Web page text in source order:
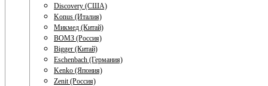
Discovery (США)
Konus (Италия)
Микмед (Китай)
ВОМЗ (Россия)
Bigger (Китай)
Eschenbach (Германия)
Kenko (Япония)
Zenit (Россия)